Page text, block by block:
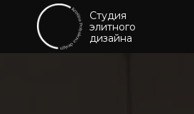
Студия
элитного
дизайна